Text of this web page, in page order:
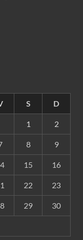
S D
1 2
8 9
15 16
22 23
29 30